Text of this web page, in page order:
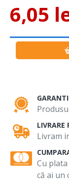
6,05
LIVRARE
Livram
Cu
că ai un